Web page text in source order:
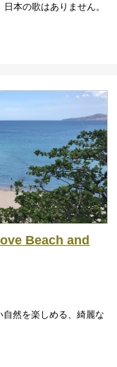
本の歌はありません。
Beach and
然を楽しめる、綺麗な